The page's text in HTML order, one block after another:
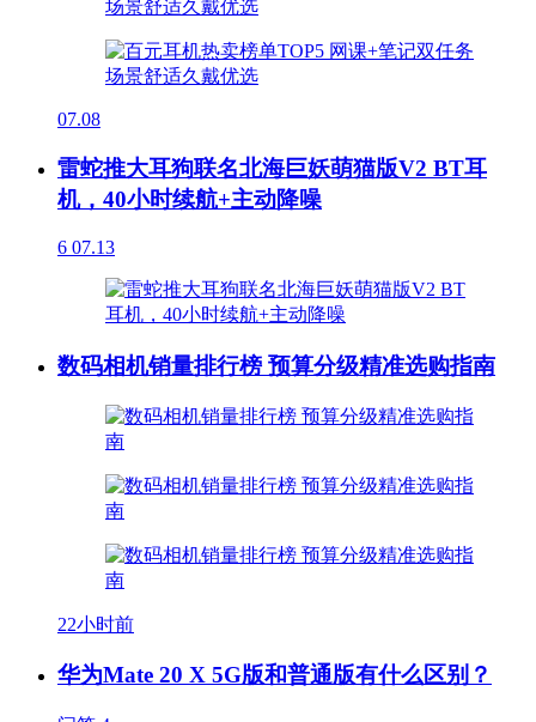
07.08
雷蛇推大耳狗联名北海巨妖萌猫版V2 BT耳
机，40小时续航+主动降噪
6 07.13
数码相机销量排行榜 预算分级精准选购指南
22小时前
华为Mate 20 X 5G版和普通版有什么区别？